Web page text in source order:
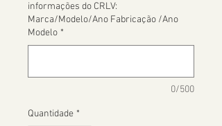
informações do CRLV:
Marca/Modelo/Ano Fabricação /Ano
Modelo *
0/500
Quantidade *